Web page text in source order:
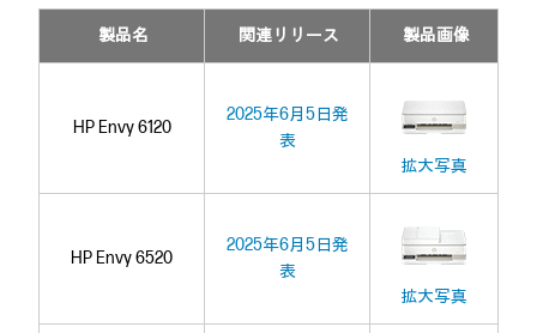
製品名 関連リリース 製品画像
HP Envy 6120
2025年6月5日発
表
拡大写真
HP Envy 6520
2025年6月5日発
表
拡大写真